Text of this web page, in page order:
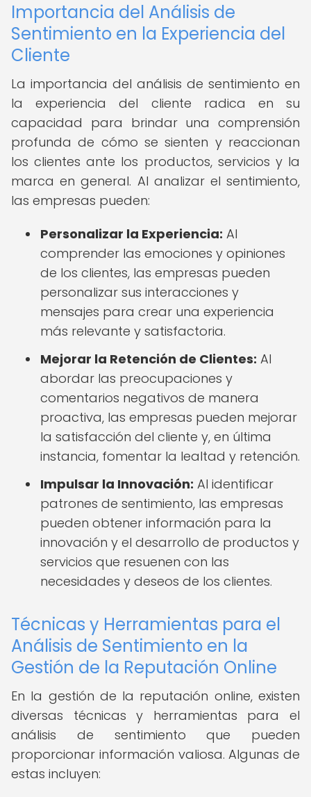
Importancia del Análisis de
Sentimiento en la Experiencia del
Cliente
La importancia del análisis de sentimiento en
la experiencia del cliente radica en su
capacidad para brindar una comprensión
profunda de cómo se sienten y reaccionan
los clientes ante los productos, servicios y la
marca en general. Al analizar el sentimiento,
las empresas pueden:
Personalizar la Experiencia: Al
comprender las emociones y opiniones
de los clientes, las empresas pueden
personalizar sus interacciones y
mensajes para crear una experiencia
más relevante y satisfactoria.
Mejorar la Retención de Clientes: Al
abordar las preocupaciones y
comentarios negativos de manera
proactiva, las empresas pueden mejorar
la satisfacción del cliente y, en última
instancia, fomentar la lealtad y retención.
Impulsar la Innovación: Al identificar
patrones de sentimiento, las empresas
pueden obtener información para la
innovación y el desarrollo de productos y
servicios que resuenen con las
necesidades y deseos de los clientes.
Técnicas y Herramientas para el
Análisis de Sentimiento en la
Gestión de la Reputación Online
En la gestión de la reputación online, existen
diversas técnicas y herramientas para el
análisis de sentimiento que pueden
proporcionar información valiosa. Algunas de
estas incluyen: